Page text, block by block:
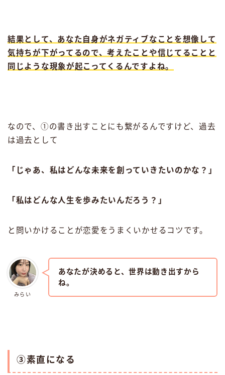
結果として、あなた自身がネガティブなことを想像して
気持ちが下がってるので、考えたことや信じてることと
同じような現象が起こってくるんですよね。
なので、①の書き出すことにも繋がるんですけど、過去
は過去として
「じゃあ、私はどんな未来を創っていきたいのかな？」
「私はどんな人生を歩みたいんだろう？」
と問いかけることが恋愛をうまくいかせるコツです。
みらい
あなたが決めると、世界は動き出すから
ね。
③素直になる